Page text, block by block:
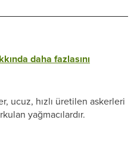
daha fazlasını
ucuz, hızlı üretilen askerleri
yağmacılardır.